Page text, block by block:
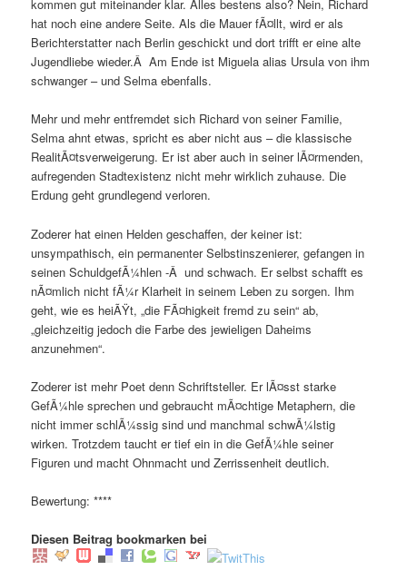
kommen gut miteinander klar. Alles bestens also? Nein, Richard
hat noch eine andere Seite. Als die Mauer fÃ¤llt, wird er als
Berichterstatter nach Berlin geschickt und dort trifft er eine alte
Jugendliebe wieder.Â Am Ende ist Miguela alias Ursula von ihm
schwanger – und Selma ebenfalls.
Mehr und mehr entfremdet sich Richard von seiner Familie,
Selma ahnt etwas, spricht es aber nicht aus – die klassische
RealitÃ¤tsverweigerung. Er ist aber auch in seiner lÃ¤rmenden,
aufregenden Stadtexistenz nicht mehr wirklich zuhause. Die
Erdung geht grundlegend verloren.
Zoderer hat einen Helden geschaffen, der keiner ist:
unsympathisch, ein permanenter Selbstinszenierer, gefangen in
seinen SchuldgefÃ¼hlen -Â und schwach. Er selbst schafft es
nÃ¤mlich nicht fÃ¼r Klarheit in seinem Leben zu sorgen. Ihm
geht, wie es heiÃŸt, „die FÃ¤higkeit fremd zu sein“ ab,
„gleichzeitig jedoch die Farbe des jewieligen Daheims
anzunehmen“.
Zoderer ist mehr Poet denn Schriftsteller. Er lÃ¤sst starke
GefÃ¼hle sprechen und gebraucht mÃ¤chtige Metaphern, die
nicht immer schlÃ¼ssig sind und manchmal schwÃ¼lstig
wirken. Trotzdem taucht er tief ein in die GefÃ¼hle seiner
Figuren und macht Ohnmacht und Zerrissenheit deutlich.
Bewertung: ****
Diesen Beitrag bookmarken bei